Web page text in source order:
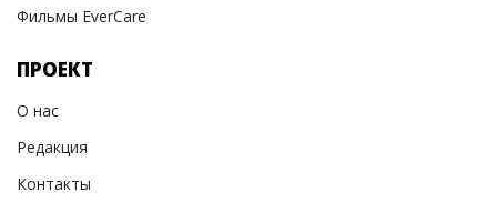
Фильмы EverCare
ПРОЕКТ
О нас
Редакция
Контакты